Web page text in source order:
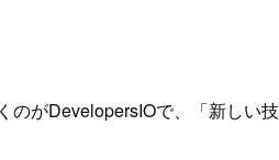
がDevelopersIOで、「新し